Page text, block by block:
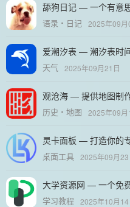
舔狗日记 — 一个有意
语录 日记 2025年09月
爱潮汐表 — 潮汐表时
天气 2025年09月21日
观沧海 — 提供地图制
历史 地图 2025年09月
灵卡面板 — 打造你的
桌面工具 2025年09月23
大学资源网 — 一个免
学习教程 2025年10月14